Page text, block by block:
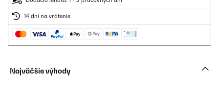
14 dní na vrátenie
Najväčšie výhody